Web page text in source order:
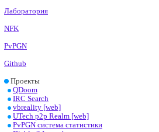
Лаборатория
NFK
PvPGN
Github
Проекты
QDoom
IRC Search
vbreality [web]
UTech p2p Realm [web]
PvPGN система статистики